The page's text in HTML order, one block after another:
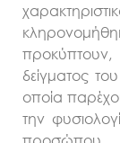
δείγματος
οποία
την